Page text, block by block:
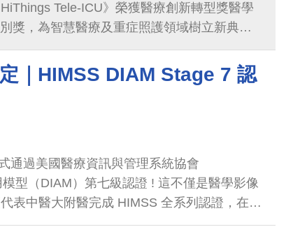
Tele-ICU》榮獲醫療創新轉型獎醫學
獎，為智慧醫療及重症照護領域樹立新典
｜HIMSS DIAM Stage 7 認
通過美國醫療資訊與管理系統協會
模型（DIAM）第七級認證 ! 這不僅是醫學影像
表中醫大附醫完成 HIMSS 全系列認證，在智
際級肯定，這一張完整的「滿貫證書」，象